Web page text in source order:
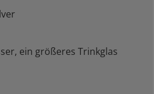
ein größeres Trinkglas